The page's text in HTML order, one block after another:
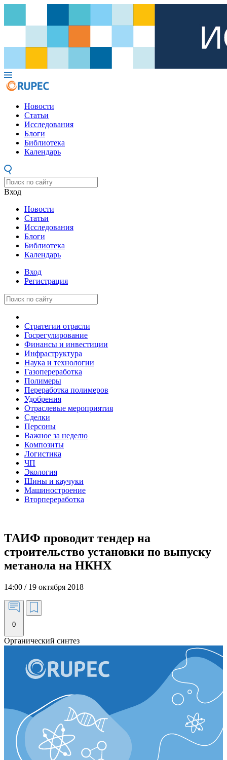
Новости
Статьи
Исследования
Блоги
Библиотека
Календарь
Вход
Новости
Статьи
Исследования
Блоги
Библиотека
Календарь
Вход
Регистрация
Стратегии отрасли
Госрегулирование
Финансы и инвестиции
Инфраструктура
Наука и технологии
Газопереработка
Полимеры
Переработка полимеров
Удобрения
Отраслевые мероприятия
Сделки
Персоны
Важное за неделю
Композиты
Логистика
ЧП
Экология
Шины и каучуки
Машиностроение
Вторпереработка
ТАИФ проводит тендер на
строительство установки по выпуску
метанола на НКНХ
14:00 / 19 октября 2018
0